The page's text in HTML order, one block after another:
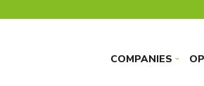
COMPANIES›